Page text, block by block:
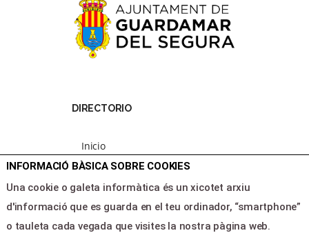
DIRECTORIO
Inicio
Programacion
Area clientes
Contacte
INFORMACIÓ BÀSICA SOBRE COOKIES
Una cookie o galeta informàtica és un xicotet arxiu
d'informació que es guarda en el teu ordinador, “smartphone”
o tauleta cada vegada que visites la nostra pàgina web.